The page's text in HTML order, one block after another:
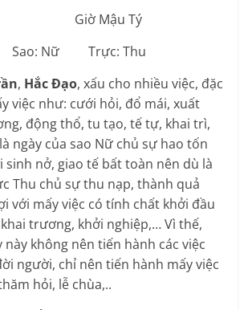
Giờ Mậu Tý
Nữ Trực: Thu
, Hắc Đạo, xấu cho nhiều việc, đặc
việc như: cưới hỏi, đổ mái, xuất
động thổ, tu tạo, tế tự, khai trì,
ngày của sao Nữ chủ sự hao tốn
sinh nở, giao tế bất toàn nên dù là
Thu chủ sự thu nạp, thành quả
với mấy việc có tính chất khởi đầu
trương, khởi nghiệp,… Vì thế,
này không nên tiến hành các việc
người, chỉ nên tiến hành mấy việc
hỏi, lễ chùa,..